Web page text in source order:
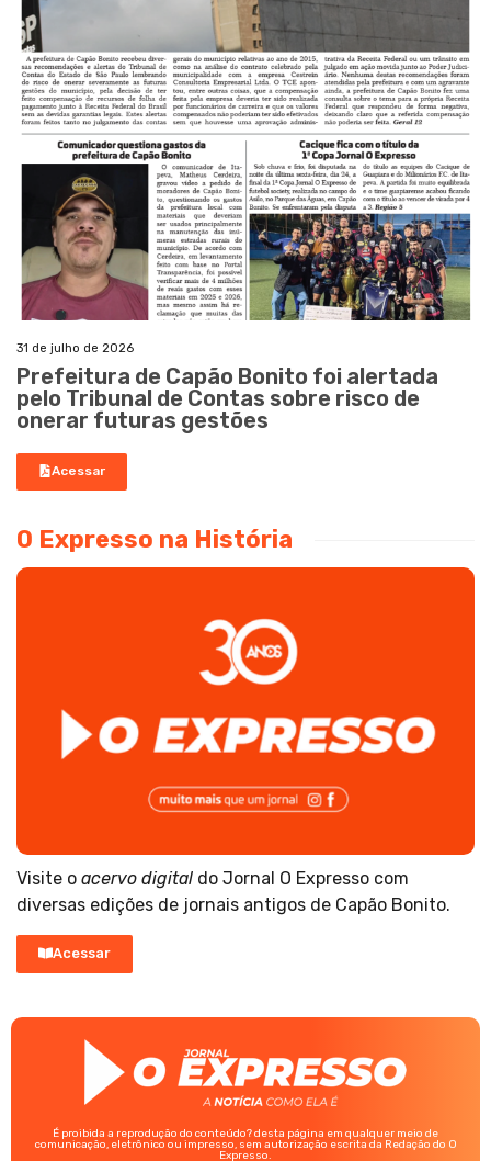
31 de julho de 2026
Prefeitura de Capão Bonito foi alertada
pelo Tribunal de Contas sobre risco de
onerar futuras gestões
Acessar
O Expresso na História
Visite o acervo digital do Jornal O Expresso com
diversas edições de jornais antigos de Capão Bonito.
Acessar
É proibida a reprodução do conteúdo? desta página em qualquer meio de
comunicação, eletrônico ou impresso, sem autorização escrita da Redação do O
Expresso.